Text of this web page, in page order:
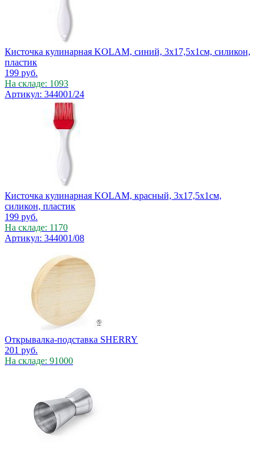
Кисточка кулинарная KOLAM, синий, 3х17,5х1см, силикон,
пластик
199 руб.
На складе: 1093
Артикул: 344001/24
Кисточка кулинарная KOLAM, красный, 3х17,5х1см,
силикон, пластик
199 руб.
На складе: 1170
Артикул: 344001/08
Открывалка-подставка SHERRY
201 руб.
На складе: 91000